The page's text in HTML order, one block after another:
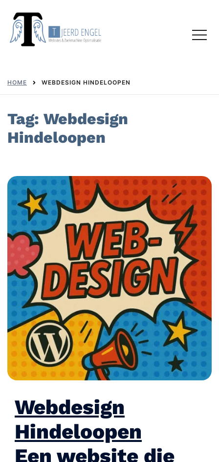
content
menu
HOME WEBDESIGN HINDELOOPEN
Tag: Webdesign
Hindeloopen
Webdesign
Hindeloopen
Een website die